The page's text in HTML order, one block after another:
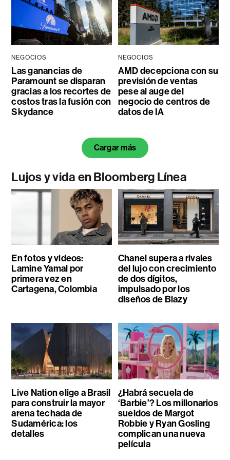
NEGOCIOS
Las ganancias de
Paramount se disparan
gracias a los recortes de
costos tras la fusión con
Skydance
NEGOCIOS
AMD decepciona con su
previsión de ventas
pese al auge del
negocio de centros de
datos de IA
Cargar más
Lujos y vida en Bloomberg Línea
En fotos y videos:
Lamine Yamal por
primera vez en
Cartagena, Colombia
Chanel supera a rivales
del lujo con crecimiento
de dos dígitos,
impulsado por los
diseños de Blazy
Live Nation elige a Brasil
para construir la mayor
arena techada de
Sudamérica: los
detalles
¿Habrá secuela de
‘Barbie’? Los millonarios
sueldos de Margot
Robbie y Ryan Gosling
complican una nueva
película